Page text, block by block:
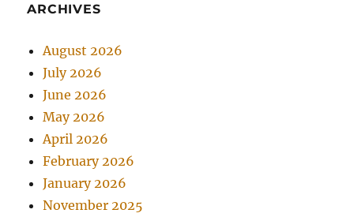
ARCHIVES
August 2026
July 2026
June 2026
May 2026
April 2026
February 2026
January 2026
November 2025